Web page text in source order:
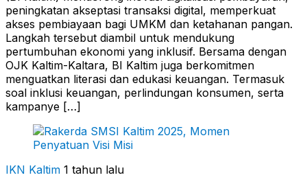
peningkatan akseptasi transaksi digital, memperkuat
akses pembiayaan bagi UMKM dan ketahanan pangan.
Langkah tersebut diambil untuk mendukung
pertumbuhan ekonomi yang inklusif. Bersama dengan
OJK Kaltim-Kaltara, BI Kaltim juga berkomitmen
menguatkan literasi dan edukasi keuangan. Termasuk
soal inklusi keuangan, perlindungan konsumen, serta
kampanye […]
IKN Kaltim 1 tahun lalu